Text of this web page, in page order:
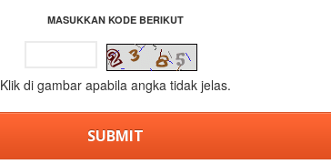
MASUKKAN KODE BERIKUT
Klik di gambar apabila angka tidak jelas.